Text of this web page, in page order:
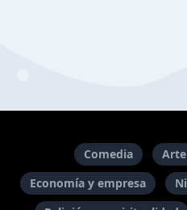
Comedia Arte
Economía y empresa